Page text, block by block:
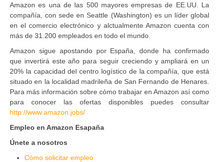
Amazon es una de las 500 mayores empresas de EE.UU. La
compañía, con sede en Seattle (Washington) es un líder global
en el comercio electrónico y alctualmente Amazon cuenta con
más de 31.200 empleados en todo el mundo.
Amazon sigue apostando por España, donde ha confirmado
que invertirá este año para seguir creciendo y ampliará en un
20% la capacidad del centro logístico de la compañía, que está
situado en la localidad madrileña de San Fernando de Henares.
Para más información sobre cómo trabajar en Amazon así como
para conocer las ofertas disponibles puedes consultar
http://www.amazon.jobs/
Empleo en Amazon Esapaña
Únete a nosotros
Cómo solicitar empleo